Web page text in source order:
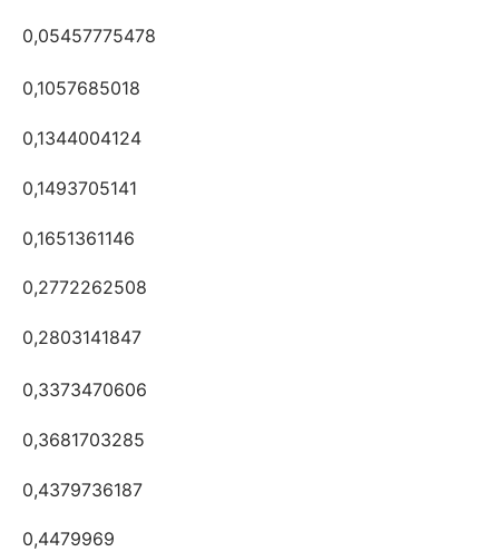
0,05457775478
0,1057685018
0,1344004124
0,1493705141
0,1651361146
0,2772262508
0,2803141847
0,3373470606
0,3681703285
0,4379736187
0,4479969